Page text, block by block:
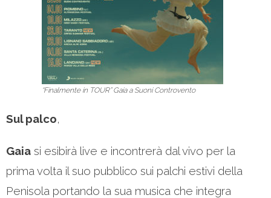
“Finalmente in TOUR” Gaia a Suoni Controvento
Sul palco,
Gaia si esibirà live e incontrerà dal vivo per la
prima volta il suo pubblico sui palchi estivi della
Penisola portando la sua musica che integra